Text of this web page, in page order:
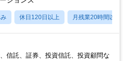
休日120日以上 月残業20時間以内
信託、証券、投資信託、投資顧問な